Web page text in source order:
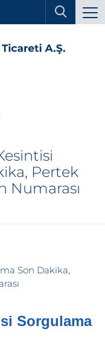
Pertek
Numarası
Sorgulama